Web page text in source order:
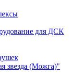
для ДСК
звезда (Можга)"